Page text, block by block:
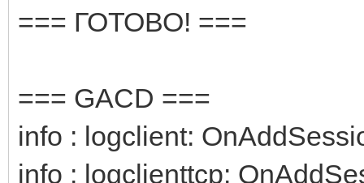
=== ГОТОВО! ===
=== GACD ===
info : logclient:
info : logclienttcp: